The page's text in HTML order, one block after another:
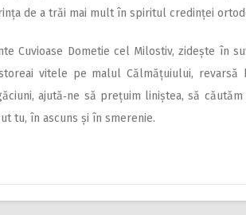
de a trăi mai mult în spiritul credinței
Cuvioase Dometie cel Milostiv, zidește în
vitele pe malul Călmățuiului,
ajută‑ne să prețuim liniștea, să
tu, în ascuns și în smerenie.